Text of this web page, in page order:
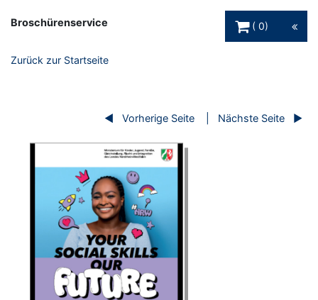
Broschürenservice
0
Zurück zur Startseite
Vorherige Seite Nächste Seite